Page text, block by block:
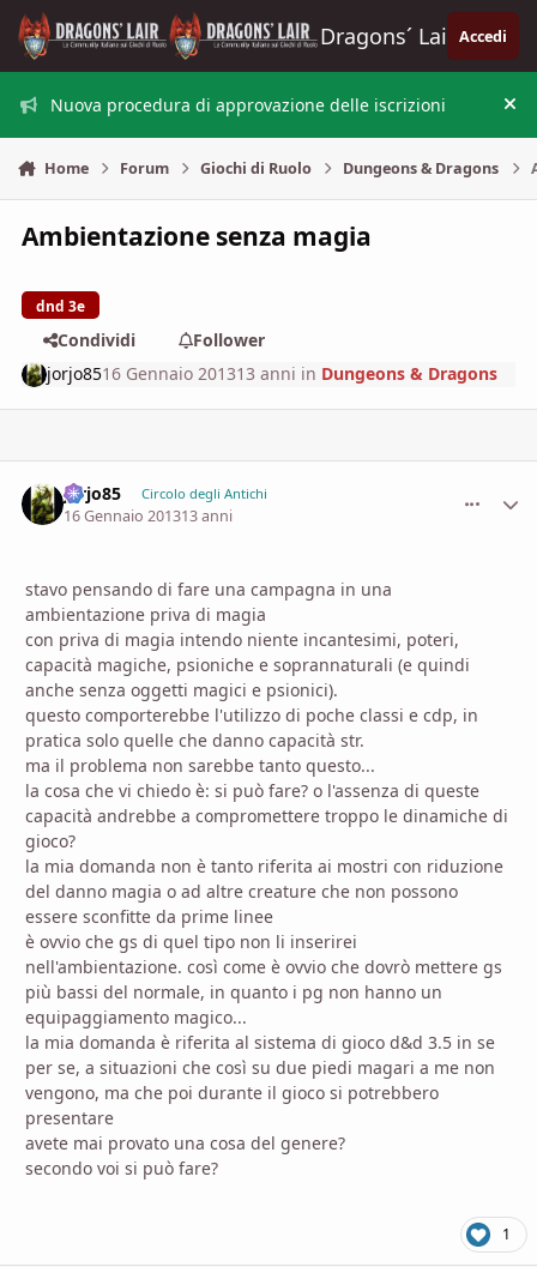
Vai al contenuto
Dragons´ Lair Accedi
Nuova procedura di approvazione delle iscrizioni
Home Forum Giochi di Ruolo Dungeons & Dragons
Ambientazione senza magia
dnd 3e
Condividi
Follower
jorjo8516 Gennaio 201313 anni in Dungeons & Dragons
jorjo85 Circolo degli Antichi
16 Gennaio 201313 anni
stavo pensando di fare una campagna in una
ambientazione priva di magia
con priva di magia intendo niente incantesimi, poteri,
capacità magiche, psioniche e soprannaturali (e quindi
anche senza oggetti magici e psionici).
questo comporterebbe l'utilizzo di poche classi e cdp, in
pratica solo quelle che danno capacità str.
ma il problema non sarebbe tanto questo...
la cosa che vi chiedo è: si può fare? o l'assenza di queste
capacità andrebbe a compromettere troppo le dinamiche di
gioco?
la mia domanda non è tanto riferita ai mostri con riduzione
del danno magia o ad altre creature che non possono
essere sconfitte da prime linee
è ovvio che gs di quel tipo non li inserirei
nell'ambientazione. così come è ovvio che dovrò mettere gs
più bassi del normale, in quanto i pg non hanno un
equipaggiamento magico...
la mia domanda è riferita al sistema di gioco d&d 3.5 in se
per se, a situazioni che così su due piedi magari a me non
vengono, ma che poi durante il gioco si potrebbero
presentare
avete mai provato una cosa del genere?
secondo voi si può fare?
1